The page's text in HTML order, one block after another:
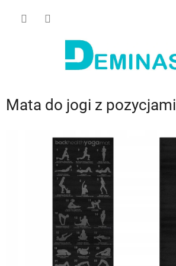
Mata do jogi z pozycjami